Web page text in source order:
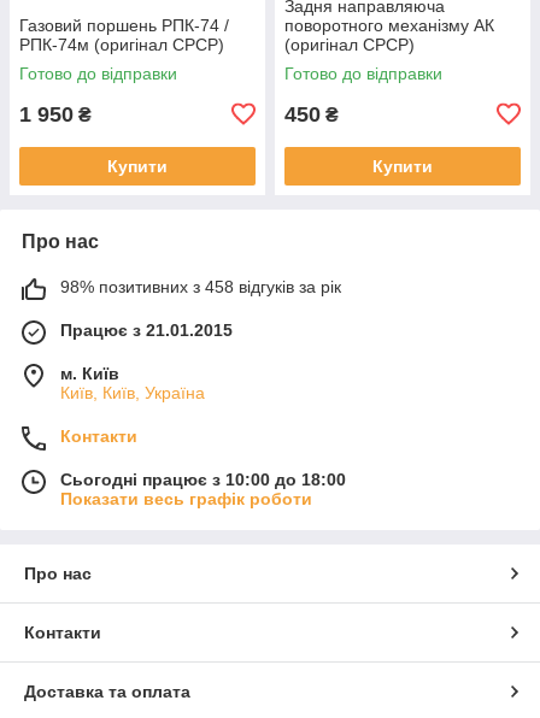
Газовий поршень РПК-74 /
РПК-74м (оригінал СРСР)
Готово до відправки
1 950 ₴
Купити
Задня направляюча
поворотного механізму АК
(оригінал СРСР)
Готово до відправки
450 ₴
Купити
Про нас
98% позитивних з 458 відгуків за рік
Працює з 21.01.2015
м. Київ
Київ, Київ, Україна
Контакти
Сьогодні працює з 10:00 до 18:00
Показати весь графік роботи
Про нас
Контакти
Доставка та оплата